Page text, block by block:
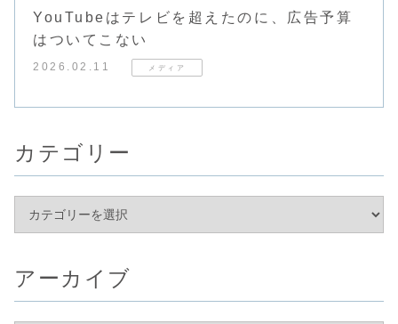
YouTubeはテレビを超えたのに、広告予算
はついてこない
2026.02.11 メディア
カテゴリー
アーカイブ